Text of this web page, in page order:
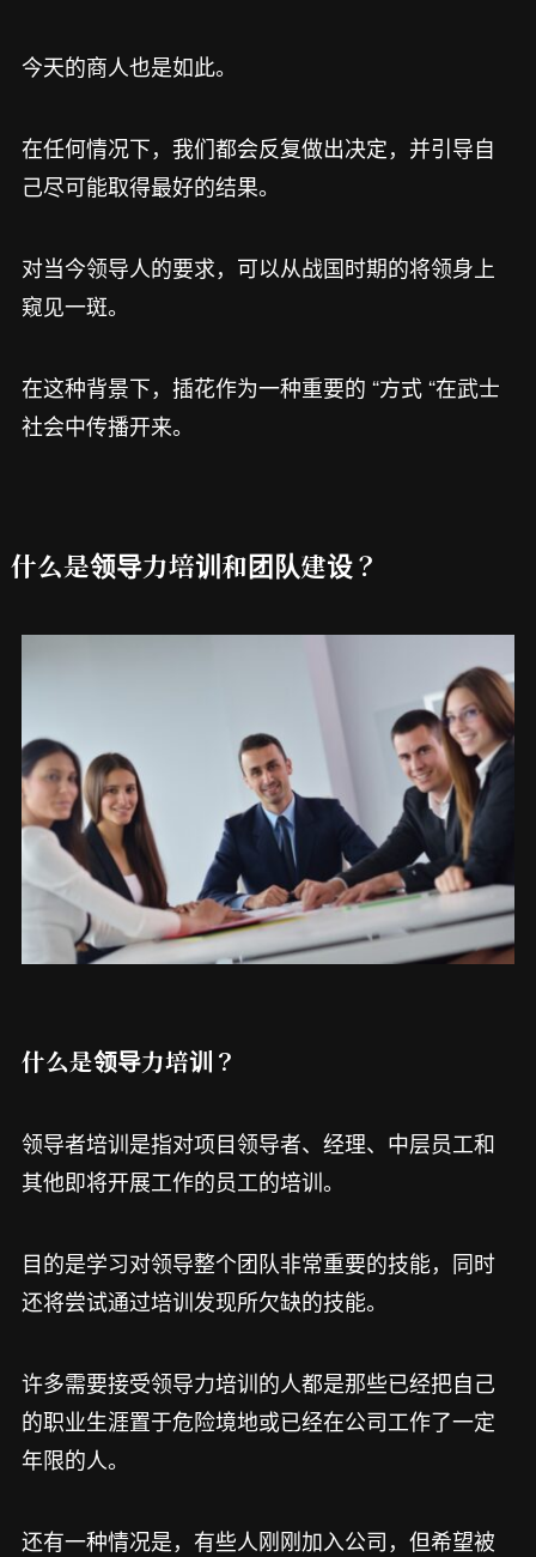
今天的商人也是如此。
在任何情况下，我们都会反复做出决定，并引导自
己尽可能取得最好的结果。
对当今领导人的要求，可以从战国时期的将领身上
窥见一斑。
在这种背景下，插花作为一种重要的 “方式 “在武士
社会中传播开来。
什么是领导力培训和团队建设？
什么是领导力培训？
领导者培训是指对项目领导者、经理、中层员工和
其他即将开展工作的员工的培训。
目的是学习对领导整个团队非常重要的技能，同时
还将尝试通过培训发现所欠缺的技能。
许多需要接受领导力培训的人都是那些已经把自己
的职业生涯置于危险境地或已经在公司工作了一定
年限的人。
还有一种情况是，有些人刚刚加入公司，但希望被